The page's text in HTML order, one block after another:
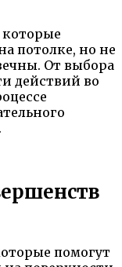
которые
потолке, но не
От выбора
действий во
помогут